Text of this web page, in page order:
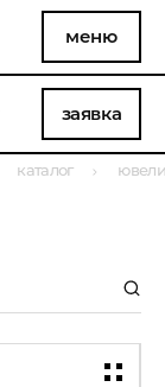
меню
заявка
каталог